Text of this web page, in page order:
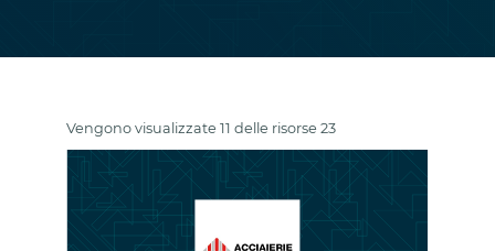
Vengono visualizzate 11 delle risorse 23